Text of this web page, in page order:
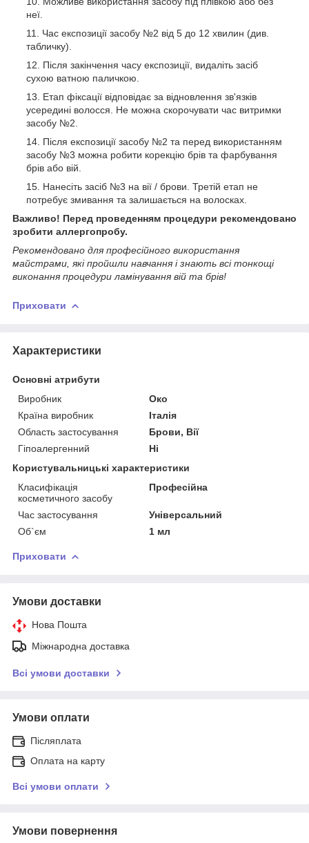
неї.
Час експозиції засобу №2 від 5 до 12 хвилин (див.
табличку).
Після закінчення часу експозиції, видаліть засіб
сухою ватною паличкою.
Етап фіксації відповідає за відновлення зв'язків
усередині волосся. Не можна скорочувати час витримки
засобу №2.
Після експозиції засобу №2 та перед використанням
засобу №3 можна робити корекцію брів та фарбування
брів або вій.
Нанесіть засіб №3 на вії / брови. Третій етап не
потребує змивання та залишається на волосках.
Важливо! Перед проведенням процедури рекомендовано
зробити аллергопробу.
Рекомендовано для професійного використання
майстрами, які пройшли навчання і знають всі тонкощі
виконання процедури ламінування вій та брів!
Приховати
Характеристики
Основні атрибути
Виробник
Око
Країна виробник
Італія
Область застосування
Брови, Вії
Гіпоалергенний
Ні
Користувальницькі характеристики
Класифікація
косметичного засобу
Професійна
Час застосування
Універсальний
Об`єм
1 мл
Приховати
Умови доставки
Нова Пошта
Міжнародна доставка
Всі умови доставки
Умови оплати
Післяплата
Оплата на карту
Всі умови оплати
Умови повернення